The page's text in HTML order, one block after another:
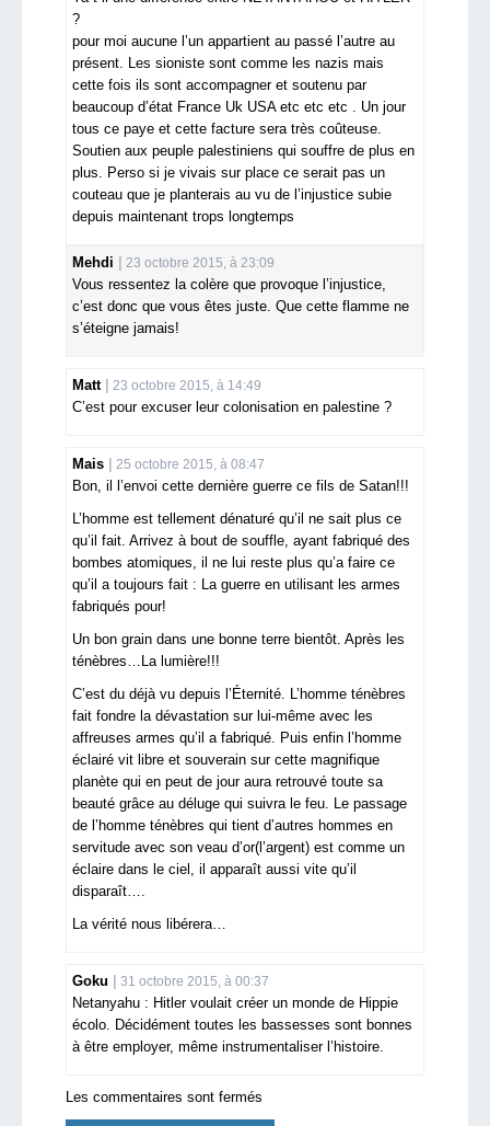
?
pour moi aucune l’un appartient au passé l’autre au
présent. Les sioniste sont comme les nazis mais
cette fois ils sont accompagner et soutenu par
beaucoup d’état France Uk USA etc etc etc . Un jour
tous ce paye et cette facture sera très coûteuse.
Soutien aux peuple palestiniens qui souffre de plus en
plus. Perso si je vivais sur place ce serait pas un
couteau que je planterais au vu de l’injustice subie
depuis maintenant trops longtemps
Mehdi 23 octobre 2015, à 23:09
Vous ressentez la colère que provoque l’injustice,
c’est donc que vous êtes juste. Que cette flamme ne
s’éteigne jamais!
Matt 23 octobre 2015, à 14:49
C’est pour excuser leur colonisation en palestine ?
Mais 25 octobre 2015, à 08:47
Bon, il l’envoi cette dernière guerre ce fils de Satan!!!
L’homme est tellement dénaturé qu’il ne sait plus ce
qu’il fait. Arrivez à bout de souffle, ayant fabriqué des
bombes atomiques, il ne lui reste plus qu’a faire ce
qu’il a toujours fait : La guerre en utilisant les armes
fabriqués pour!
Un bon grain dans une bonne terre bientôt. Après les
ténèbres…La lumière!!!
C’est du déjà vu depuis l’Éternité. L’homme ténèbres
fait fondre la dévastation sur lui-même avec les
affreuses armes qu’il a fabriqué. Puis enfin l’homme
éclairé vit libre et souverain sur cette magnifique
planète qui en peut de jour aura retrouvé toute sa
beauté grâce au déluge qui suivra le feu. Le passage
de l’homme ténèbres qui tient d’autres hommes en
servitude avec son veau d’or(l’argent) est comme un
éclaire dans le ciel, il apparaît aussi vite qu’il
disparaît….
La vérité nous libérera…
Goku 31 octobre 2015, à 00:37
Netanyahu : Hitler voulait créer un monde de Hippie
écolo. Décidément toutes les bassesses sont bonnes
à être employer, même instrumentaliser l’histoire.
Les commentaires sont fermés